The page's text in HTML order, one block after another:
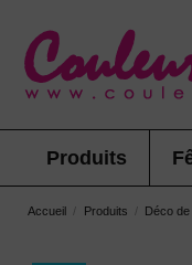
Produits
Accueil Produits Déco